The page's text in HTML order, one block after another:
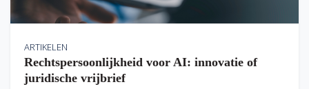
ARTIKELEN
Rechtspersoonlijkheid voor AI: innovatie of
juridische vrijbrief